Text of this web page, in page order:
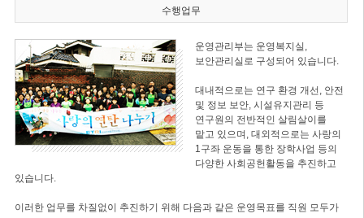
수행업무
운영관리부는 운영복지실,
보안관리실로 구성되어 있습니다.
대내적으로는 연구 환경 개선, 안전
및 정보 보안, 시설유지관리 등
연구원의 전반적인 살림살이를
맡고 있으며, 대외적으로는 사랑의
1구좌 운동을 통한 장학사업 등의
다양한 사회공헌활동을 추진하고
있습니다.
이러한 업무를 차질없이 추진하기 위해 다음과 같은 운영목표를 직원 모두가